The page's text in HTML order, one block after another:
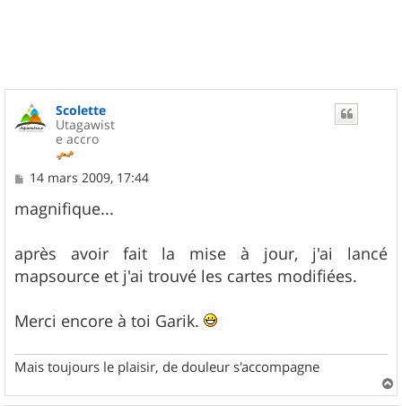
Scolette
Utagawist
e accro
M
s
s
g
e
14 mars 2009, 17:44
magnifique...
après avoir fait la mise à jour, j'ai lancé
mapsource et j'ai trouvé les cartes modifiées.
Merci encore à toi Garik.
Mais toujours le plaisir, de douleur s'accompagne
a